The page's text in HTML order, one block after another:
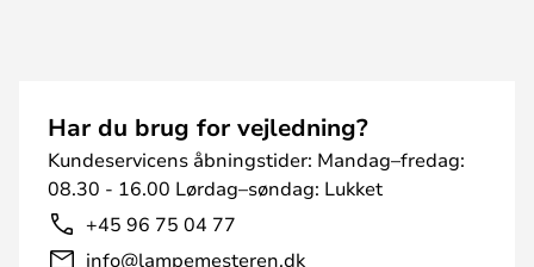
Har du brug for vejledning?
Kundeservicens åbningstider: Mandag–fredag:
08.30 - 16.00 Lørdag–søndag: Lukket
+45 96 75 04 77
info@lampemesteren.dk